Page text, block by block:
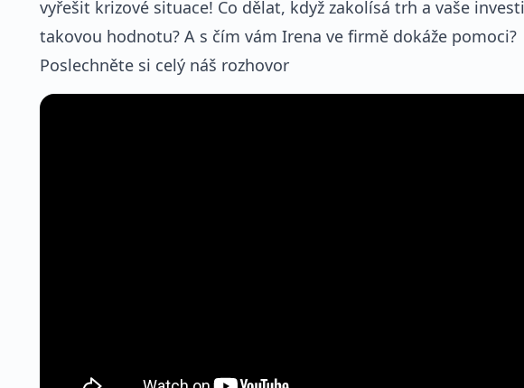
vyřešit krizové situace! Co dělat, když zakolísá trh a vaše
takovou hodnotu? A s čím vám Irena ve firmě dokáže pomoci?
Poslechněte si celý náš rozhovor